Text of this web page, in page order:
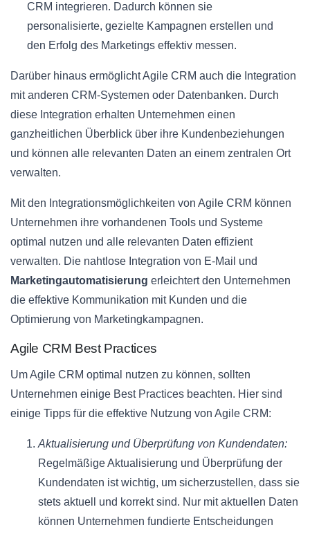
CRM integrieren. Dadurch können sie
personalisierte, gezielte Kampagnen erstellen und
den Erfolg des Marketings effektiv messen.
Darüber hinaus ermöglicht Agile CRM auch die Integration
mit anderen CRM-Systemen oder Datenbanken. Durch
diese Integration erhalten Unternehmen einen
ganzheitlichen Überblick über ihre Kundenbeziehungen
und können alle relevanten Daten an einem zentralen Ort
verwalten.
Mit den Integrationsmöglichkeiten von Agile CRM können
Unternehmen ihre vorhandenen Tools und Systeme
optimal nutzen und alle relevanten Daten effizient
verwalten. Die nahtlose Integration von E-Mail und
Marketingautomatisierung erleichtert den Unternehmen
die effektive Kommunikation mit Kunden und die
Optimierung von Marketingkampagnen.
Agile CRM Best Practices
Um Agile CRM optimal nutzen zu können, sollten
Unternehmen einige Best Practices beachten. Hier sind
einige Tipps für die effektive Nutzung von Agile CRM:
Aktualisierung und Überprüfung von Kundendaten:
Regelmäßige Aktualisierung und Überprüfung der
Kundendaten ist wichtig, um sicherzustellen, dass sie
stets aktuell und korrekt sind. Nur mit aktuellen Daten
können Unternehmen fundierte Entscheidungen